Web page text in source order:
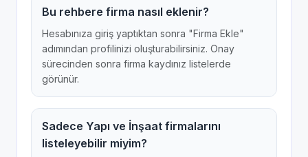
Bu rehbere firma nasıl eklenir?
Hesabınıza giriş yaptıktan sonra "Firma Ekle"
adımından profilinizi oluşturabilirsiniz. Onay
sürecinden sonra firma kaydınız listelerde
görünür.
Sadece Yapı ve İnşaat firmalarını
listeleyebilir miyim?